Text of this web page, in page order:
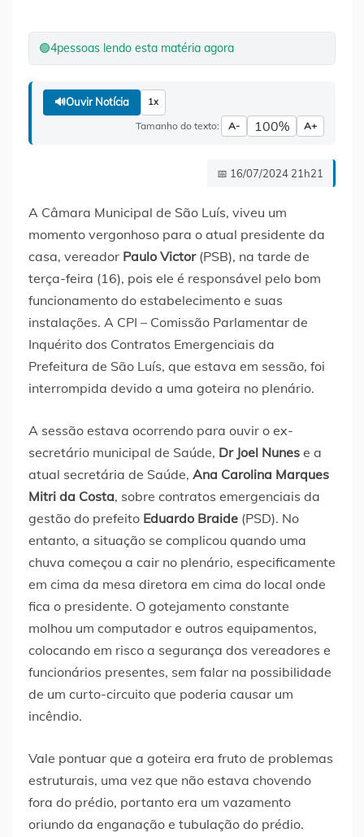
🟢4pessoas lendo esta matéria agora
🔊Ouvir Notícia 1x
Tamanho do texto: A- 100% A+
📅 16/07/2024 21h21
A Câmara Municipal de São Luís, viveu um
momento vergonhoso para o atual presidente da
casa, vereador Paulo Victor(PSB), na tarde de
terça-feira (16), pois ele é responsável pelo bom
funcionamento do estabelecimento e suas
instalações. A CPI – Comissão Parlamentar de
Inquérito dos Contratos Emergenciais da
Prefeitura de São Luís, que estava em sessão, foi
interrompida devido a uma goteira no plenário.
A sessão estava ocorrendo para ouvir o ex-
secretário municipal de Saúde, Dr Joel Nunes e a
atual secretária de Saúde, Ana Carolina Marques
Mitri da Costa, sobre contratos emergenciais da
gestão do prefeito Eduardo Braide (PSD). No
entanto, a situação se complicou quando uma
chuva começou a cair no plenário, especificamente
em cima da mesa diretora em cima do local onde
fica o presidente. O gotejamento constante
molhou um computador e outros equipamentos,
colocando em risco a segurança dos vereadores e
funcionários presentes, sem falar na possibilidade
de um curto-circuito que poderia causar um
incêndio.
Vale pontuar que a goteira era fruto de problemas
estruturais, uma vez que não estava chovendo
fora do prédio, portanto era um vazamento
oriundo da enganação e tubulação do prédio.